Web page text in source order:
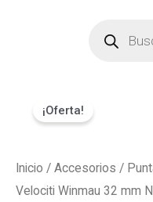
productos
¡Oferta!
Inicio / Accesorios /
Velociti Winmau 32 mm
fijas
dardos
Velociti